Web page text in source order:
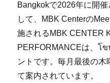
Bangkokで2026年に開
して、MBK Centerの
施されるMBK CENTER
PERFORMANCEは、โ
ントです。毎月最後の木
て案内されています。